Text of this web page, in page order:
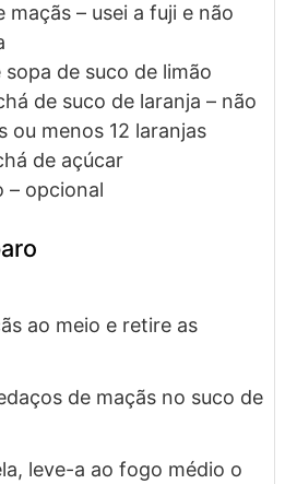
maçãs – usei a fuji e não
sopa de suco de limão
de suco de laranja – não
ou menos 12 laranjas
de açúcar
– opcional
ao meio e retire as
de maçãs no suco de
leve-a ao fogo médio o